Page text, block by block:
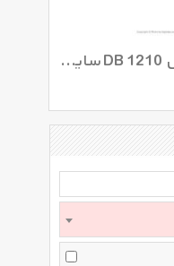
آچار لوله گیر ایران پتک مدل DB 1210 سایز 12 اینچ